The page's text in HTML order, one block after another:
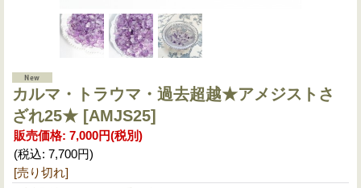
カルマ・トラウマ・過去超越★アメジストさ
ざれ25★ [AMJS25]
販売価格: 7,000円(税別)
(税込: 7,700円)
[売り切れ]